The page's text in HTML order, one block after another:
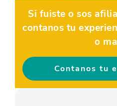
Si fuiste o sos
contanos tu
o
Contanos tu